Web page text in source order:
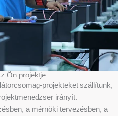
Ön projektje
projekteket szállítunk,
irányít.
a mérnöki tervezésben, a